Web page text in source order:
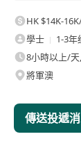
HK $14K-
學士
1-3年
8小時以上/
將軍澳
傳送投遞